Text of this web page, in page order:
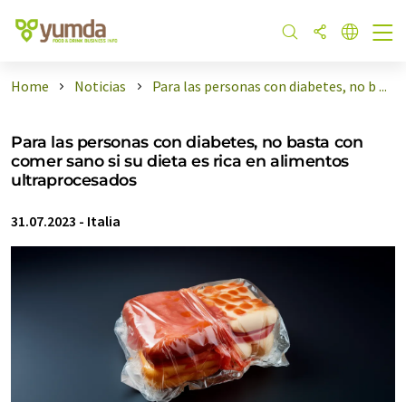
Home Noticias Para las personas con diabetes, no b ...
Para las personas con diabetes, no basta con
comer sano si su dieta es rica en alimentos
ultraprocesados
31.07.2023 - Italia